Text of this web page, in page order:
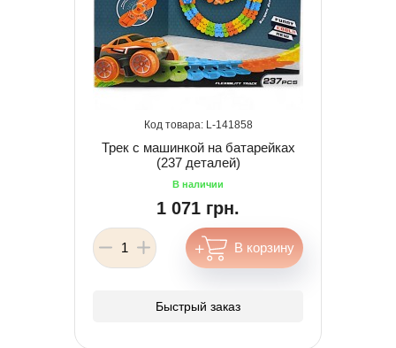
141858
Трек с машинкой на батарейках
(237 деталей)
1 071 грн.
Быстрый заказ